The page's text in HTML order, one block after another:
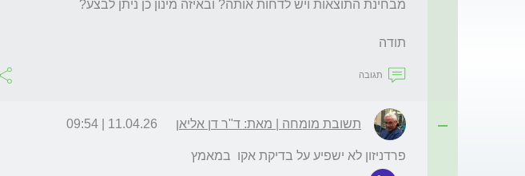
תודה
תגובה
תשובת מומחה | מאת: ד"ר דן אליאן 11.04.26 | 09:54
פרדניזון לא ישפיע על בדיקת אקו  במאמץ